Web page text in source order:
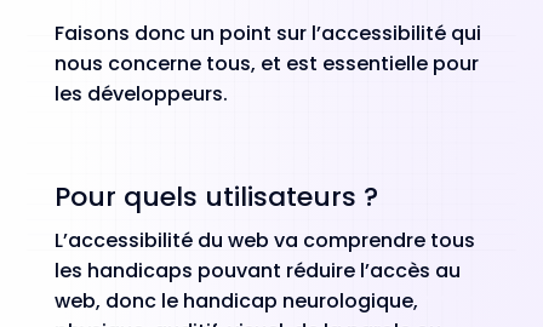
Faisons donc un point sur l’accessibilité qui
nous concerne tous, et est essentielle pour
les développeurs.
Pour quels utilisateurs ?
L’accessibilité du web va comprendre tous
les handicaps pouvant réduire l’accès au
web, donc le handicap neurologique,